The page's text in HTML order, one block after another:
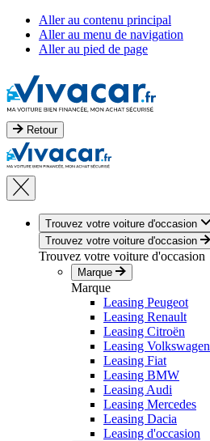
Aller au contenu principal
Aller au menu de navigation
Aller au pied de page
Retour
Trouvez votre voiture d'occasion
Trouvez votre voiture d'occasion
Trouvez votre voiture d'occasion
Marque
Marque
Leasing Peugeot
Leasing Renault
Leasing Citroën
Leasing Volkswagen
Leasing Fiat
Leasing BMW
Leasing Audi
Leasing Mercedes
Leasing Dacia
Leasing d'occasion